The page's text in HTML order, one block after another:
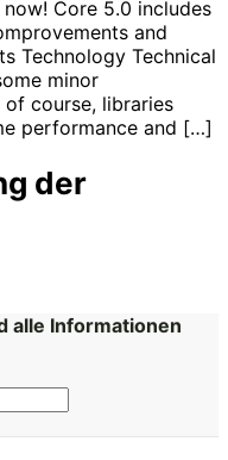
Core 5.0 includes
and
Technology Technical
minor
course, libraries
performance and […]
der
alle Informationen